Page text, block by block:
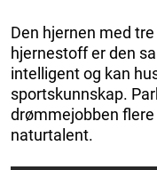
Den hjernen med
hjernestoff er den
intelligent og kan
sportskunnskap.
drømmejobben
naturtalent.